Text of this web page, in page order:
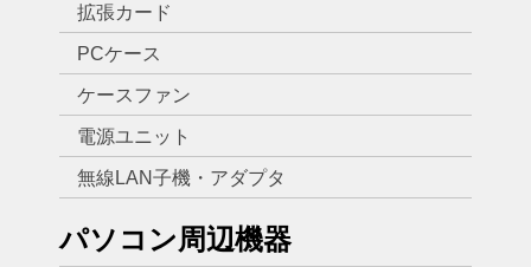
拡張カード
PCケース
ケースファン
電源ユニット
無線LAN子機・アダプタ
パソコン周辺機器